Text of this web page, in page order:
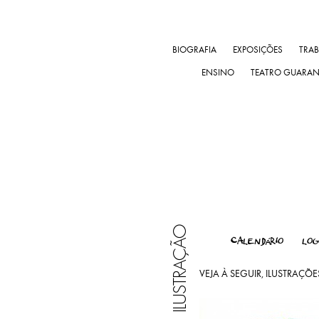
BIOGRAFIA EXPOSIÇÕES
ENSINO TEATRO
ILUSTRAÇÃO CALENDÁRIO
VEJA À SEGUIR,